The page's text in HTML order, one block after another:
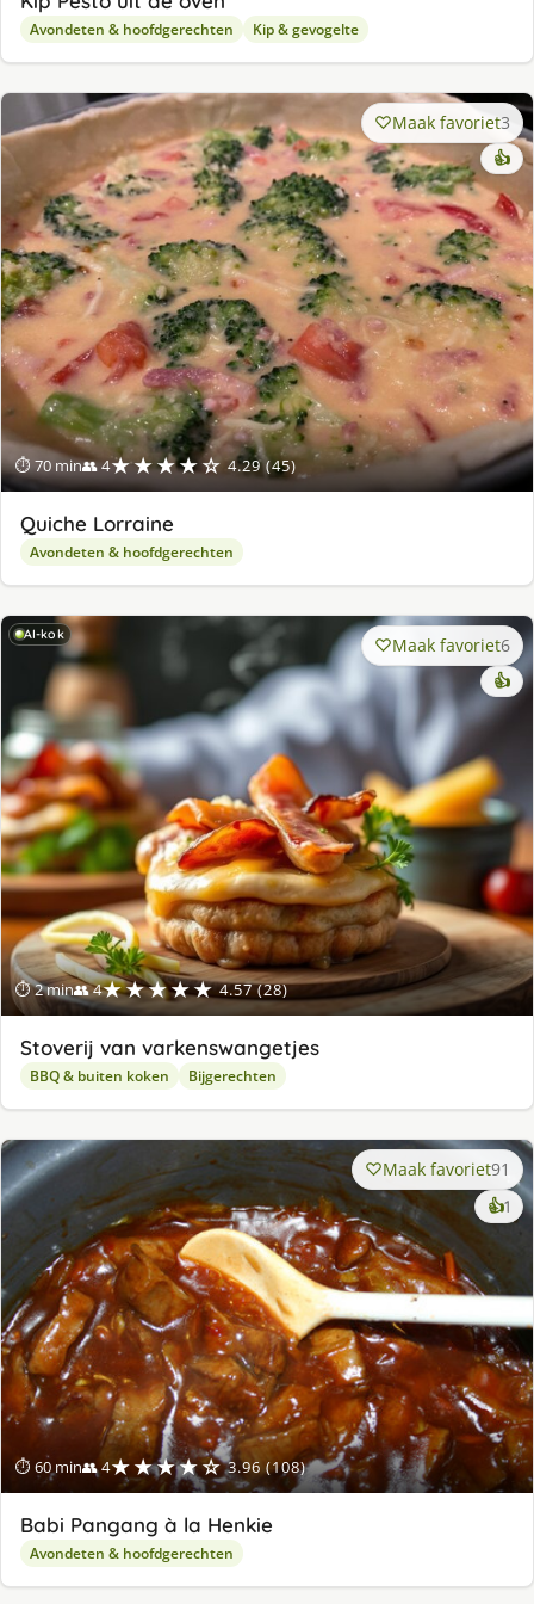
Avondeten & hoofdgerechten Kip & gevogelte
⏱ 70 min👥 4★★★★☆ 4.29 (45)
Maak favoriet3
👍
Quiche Lorraine
Avondeten & hoofdgerechten
AI-kok
⏱ 2 min👥 4★★★★★ 4.57 (28)
Maak favoriet6
👍
Stoverij van varkenswangetjes
BBQ & buiten koken Bijgerechten
⏱ 60 min👥 4★★★★☆ 3.96 (108)
Maak favoriet91
👍1
Babi Pangang à la Henkie
Avondeten & hoofdgerechten